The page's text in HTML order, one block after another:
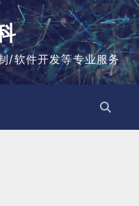
/软件开发等专业服务